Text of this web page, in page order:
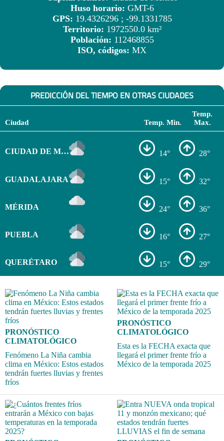
Huso horario: GMT-6
GPS: 19.4326296 ; -99.1331785
Territorio: 1972550.0 km²
Población: 112468855
ISO, códigos: MX
PREDICCIÓN DEL TIEMPO EN OTRAS CIUDADES
Ciudad Temp. Min.
Temp.
Max.
CIUDAD DE MÉXICO 14° 28°
GUADALAJARA 15° 32°
MÉRIDA 24° 36°
PUEBLA 16° 27°
QUERÉTARO 15° 29°
PRONÓSTICO
CLIMATOLÓGICO
Fenómeno La Niña cambia
clima en México: Estos estados
tendrán fuertes lluvias y frentes
fríos
PRONÓSTICO
CLIMATOLÓGICO
Esta es la FECHA exacta que
llegará el primer frente frío a
México de la temporada 2025